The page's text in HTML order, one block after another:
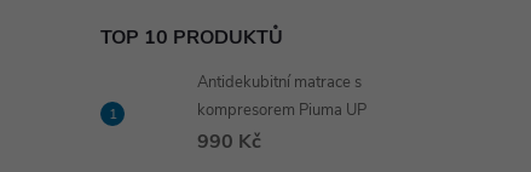
TOP 10 PRODUKTŮ
Antidekubitní matrace s
kompresorem Piuma UP
990 Kč